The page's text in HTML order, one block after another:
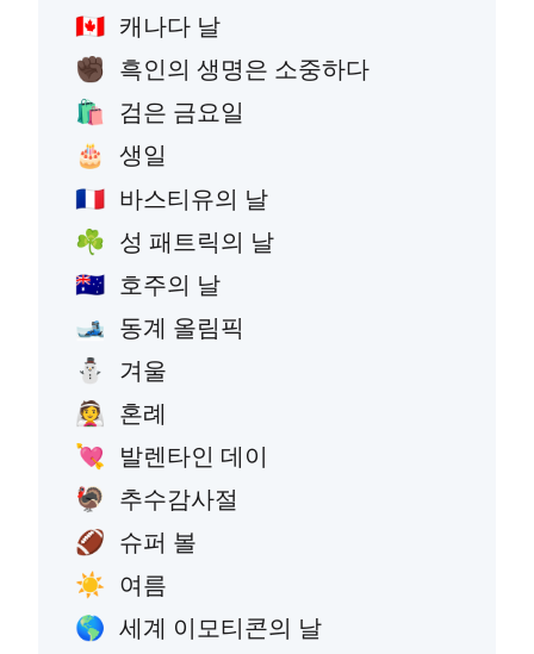
🇨🇦 캐나다 날
✊🏿 흑인의 생명은 소중하다
🛍️ 검은 금요일
🎂 생일
🇫🇷 바스티유의 날
☘️ 성 패트릭의 날
🇦🇺 호주의 날
🎿 동계 올림픽
⛄ 겨울
👰 혼례
💘 발렌타인 데이
🦃 추수감사절
🏈 슈퍼 볼
☀️ 여름
🌎 세계 이모티콘의 날